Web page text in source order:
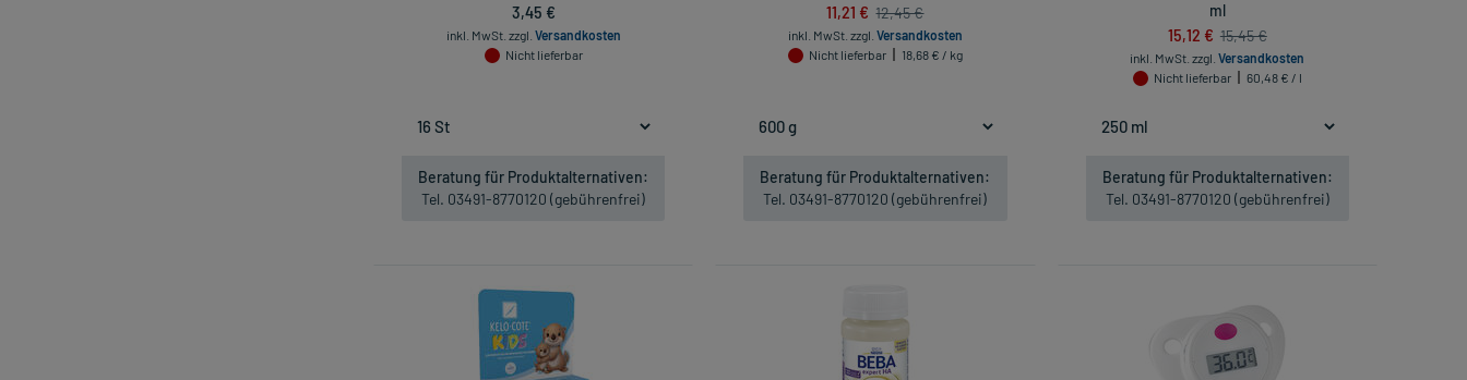
3,45 €
inkl. MwSt. zzgl. Versandkosten
Nicht lieferbar
Beratung für Produktalternativen:
Tel. 03491-8770120 (gebührenfrei)
11,21 € 12,45 €
inkl. MwSt. zzgl. Versandkosten
Nicht lieferbar
18,68 € / kg
Beratung für Produktalternativen:
Tel. 03491-8770120 (gebührenfrei)
ml
15,12 € 15,45 €
inkl. MwSt. zzgl.Versandkosten
Nicht lieferbar
60,48 € / l
Beratung für Produktalternativen:
Tel. 03491-8770120 (gebührenfrei)